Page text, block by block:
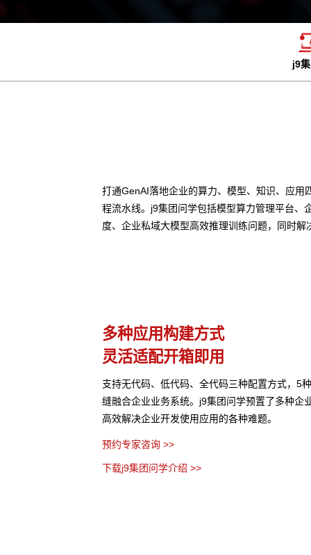
j9
打通GenAI落地企业的算力、模型、知识、应
程流水线。j9集团问学包括模型算力管理平台、
度、企业私域大模型高效推理训练问题，同时
多种应用构建方式
灵活适配开箱即用
支持无代码、低代码、全代码三种配置方式，5
缝融合企业业务系统。j9集团问学预置了多种企
高效解决企业开发使用应用的各种难题。
预约专家咨询 >>
下载j9集团问学介绍 >>